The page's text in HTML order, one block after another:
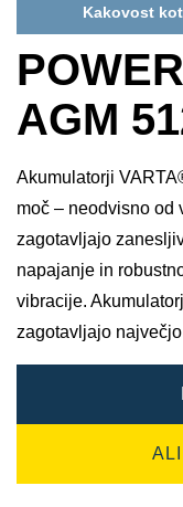
Kakovost
AGM
Akumulatorji
moč – neodvisno od
zagotavljajo
napajanje in
vibracije.
zagotavljajo